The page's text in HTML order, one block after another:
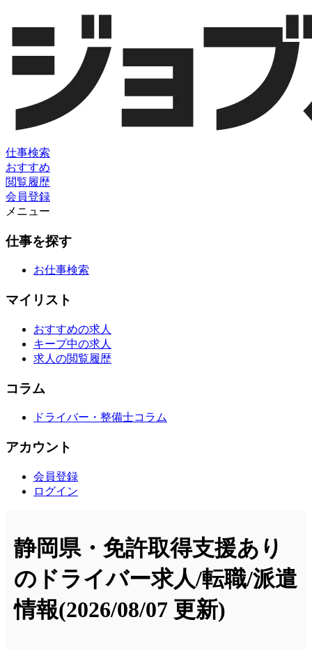
仕事検索
おすすめ
閲覧履歴
会員登録
メニュー
仕事を探す
お仕事検索
マイリスト
おすすめの求人
キープ中の求人
求人の閲覧履歴
コラム
ドライバー・整備士コラム
アカウント
会員登録
ログイン
静岡県・免許取得支援あり
のドライバー求人/転職/派遣
情報(2026/08/07 更新)